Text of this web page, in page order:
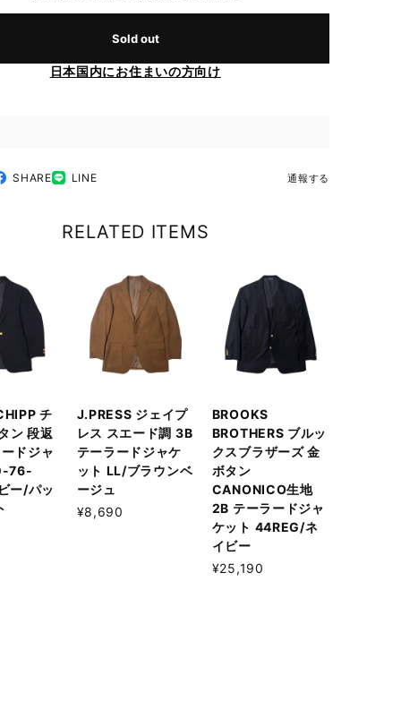
Sold out
日本国内にお住まいの方向け
SHARE LINE 通報する
RELATED ITEMS
チ
ン 段返
ドジャ
76-
ー/パッ
J.PRESS ジェイプ
レス スエード調 3B
テーラードジャケ
ット LL/ブラウンベ
ージュ
¥8,690
BROOKS
BROTHERS ブルッ
クスブラザーズ 金
ボタン
CANONICO生地
2B テーラードジャ
ケット 44REG/ネ
イビー
¥25,190